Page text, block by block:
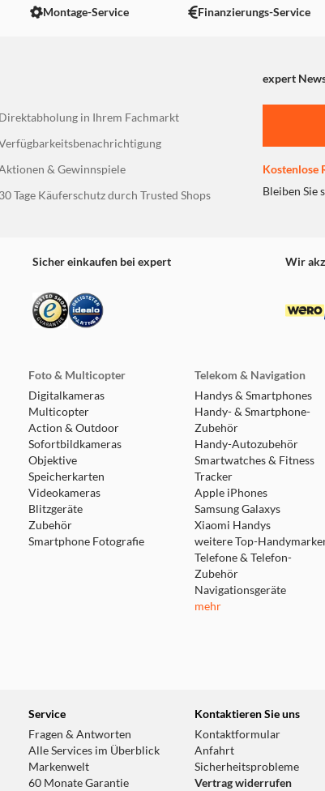
Montage-Service Finanzierungs-Service
expert
Direktabholung in Ihrem Fachmarkt
& Gewinnspiele
30 Tage Käuferschutz durch Trusted Shops
Kostenlose
Bleiben Sie
Sicher einkaufen bei expert Wir
Foto & Multicopter
Digitalkameras
Multicopter
Action & Outdoor
Sofortbildkameras
Objektive
Speicherkarten
Videokameras
Blitzgeräte
Zubehör
Smartphone Fotografie
Telekom & Navigation
Handys & Smartphones
Handy- & Smartphone-
Zubehör
Handy-Autozubehör
Smartwatches & Fitness
Tracker
Apple iPhones
Samsung Galaxys
Xiaomi Handys
weitere Top-
Telefone & Telefon-
Zubehör
Navigationsgeräte
mehr
Service
Fragen & Antworten
Alle Services im Überblick
Markenwelt
60 Monate Garantie
Kontaktieren Sie uns
Kontaktformular
Anfahrt
Sicherheitsprobleme
Vertrag widerrufen